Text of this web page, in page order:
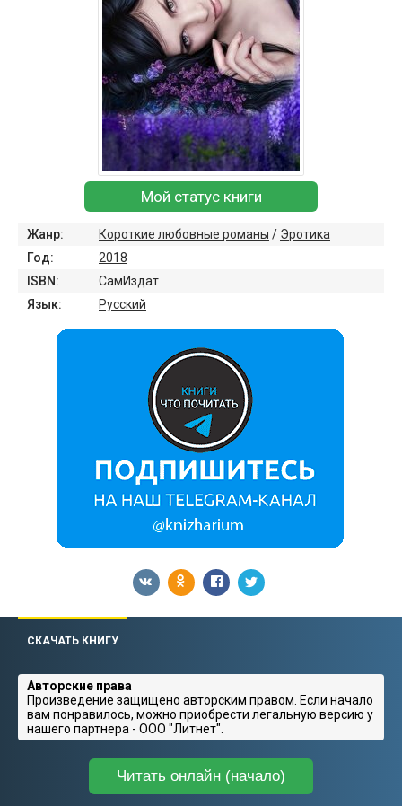
Мой статус книги
Жанр: Короткие любовные романы / Эротика
Год:
2018
ISBN:
СамИздат
Язык:
Русский
СКАЧАТЬ КНИГУ
Авторские права
Произведение защищено авторским правом. Если начало
вам понравилось, можно приобрести легальную версию у
нашего партнера - ООО "Литнет".
Читать онлайн (начало)